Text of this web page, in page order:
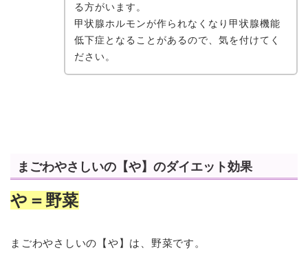
る方がいます。
甲状腺ホルモンが作られなくなり甲状腺機能
低下症となることがあるので、気を付けてく
ださい。
まごわやさしいの【や】のダイエット効果
や＝野菜
まごわやさしいの【や】は、野菜です。